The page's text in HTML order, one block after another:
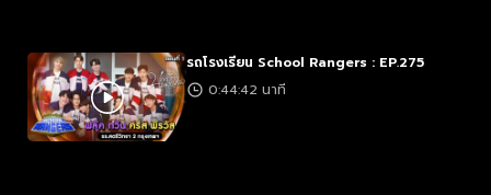
รถโรงเรียน School Rangers : EP.275
0:44:42 นาที